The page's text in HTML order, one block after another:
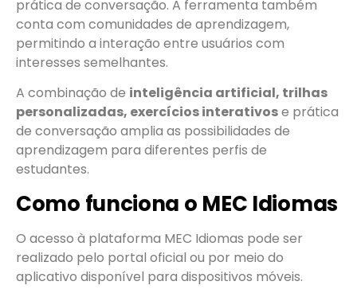
prática de conversação. A ferramenta também
conta com comunidades de aprendizagem,
permitindo a interação entre usuários com
interesses semelhantes.
A combinação de inteligência artificial, trilhas
personalizadas, exercícios interativose prática
de conversação amplia as possibilidades de
aprendizagem para diferentes perfis de
estudantes.
Como funciona o MEC Idiomas
O acesso à plataforma MEC Idiomas pode ser
realizado pelo portal oficial ou por meio do
aplicativo disponível para dispositivos móveis.